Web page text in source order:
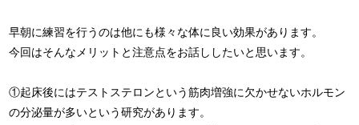
早朝に練習を行うのは他にも様々な体に良い効果があります。
今回はそんなメリットと注意点をお話ししたいと思います。
①起床後にはテストステロンという筋肉増強に欠かせないホルモン
の分泌量が多いという研究があります。